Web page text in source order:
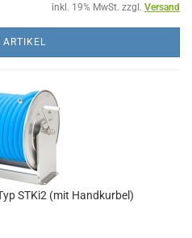
inkl. 19% MwSt. zzgl. Versand
ARTIKEL
STKi2 (mit Handkurbel)